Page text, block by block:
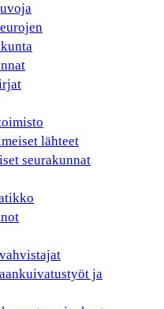
lähteet
seurakunnat
ja